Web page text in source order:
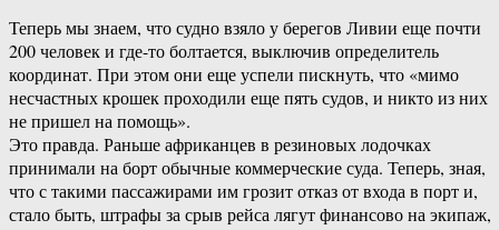
Теперь мы знаем, что судно взяло у берегов Ливии еще почти
200 человек и где-то болтается, выключив определитель
координат. При этом они еще успели пискнуть, что «мимо
несчастных крошек проходили еще пять судов, и никто из них
не пришел на помощь».
Это правда. Раньше африканцев в резиновых лодочках
принимали на борт обычные коммерческие суда. Теперь, зная,
что с такими пассажирами им грозит отказ от входа в порт и,
стало быть, штрафы за срыв рейса лягут финансово на экипаж,